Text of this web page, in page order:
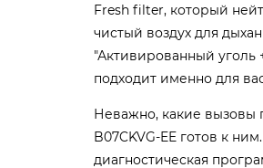
Fresh filter, который
чистый воздух для
"Активированный уголь
подходит именно для
Неважно, какие вызовы
B07CKVG-EE готов к
диагностическая